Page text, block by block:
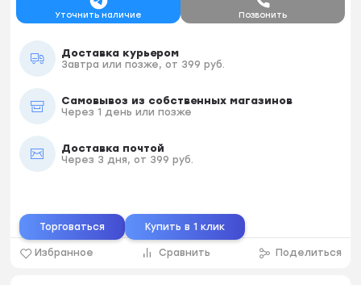
Уточнить наличие Позвонить
Доставка курьером
Завтра или позже, от 399 руб.
Самовывоз из собственных магазинов
Через 1 день или позже
Доставка почтой
Через 3 дня, от 399 руб.
Избранное Сравнить Поделиться
Торговаться Купить в 1 клик